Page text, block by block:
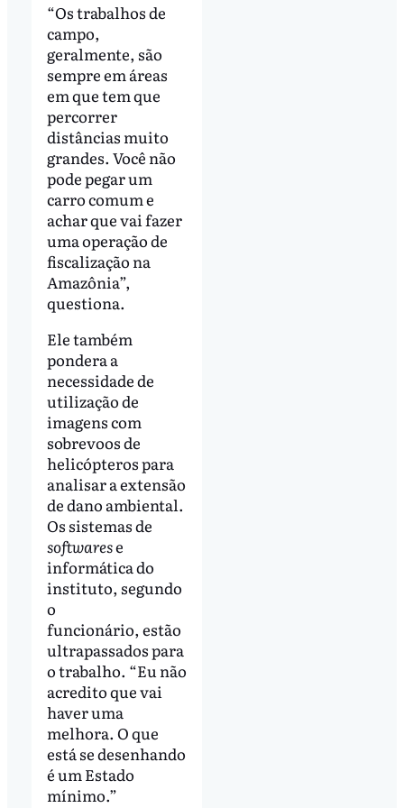
“Os trabalhos de
campo,
geralmente, são
sempre em áreas
em que tem que
percorrer
distâncias muito
grandes. Você não
pode pegar um
carro comum e
achar que vai fazer
uma operação de
fiscalização na
Amazônia”,
questiona.
Ele também
pondera a
necessidade de
utilização de
imagens com
sobrevoos de
helicópteros para
analisar a extensão
de dano ambiental.
Os sistemas de
softwarese
informática do
instituto, segundo
o
funcionário, estão
ultrapassados para
o trabalho. “Eu não
acredito que vai
haver uma
melhora. O que
está se desenhando
é um Estado
mínimo.”